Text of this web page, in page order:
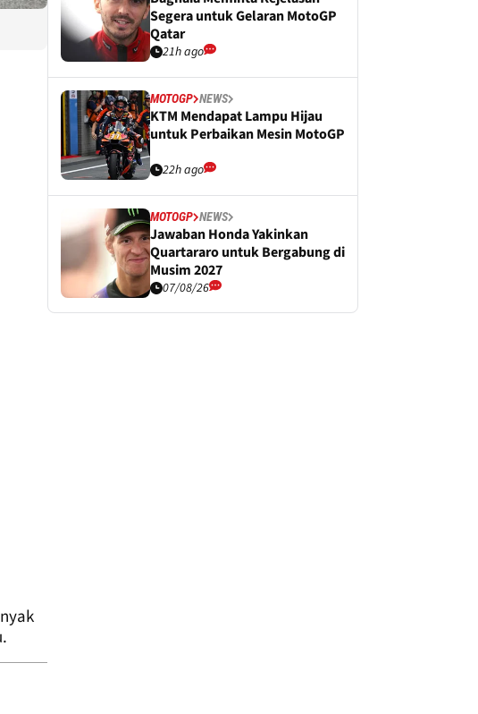
Segera untuk Gelaran MotoGP
Qatar
21h ago
MOTOGP NEWS
KTM Mendapat Lampu Hijau
untuk Perbaikan Mesin MotoGP
22h ago
MOTOGP NEWS
Jawaban Honda Yakinkan
Quartararo untuk Bergabung di
Musim 2027
07/08/26